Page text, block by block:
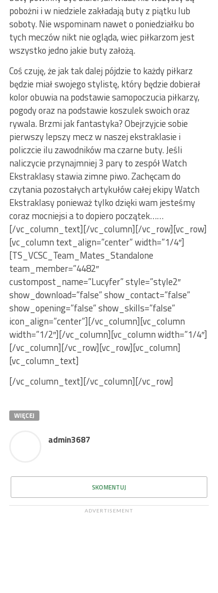
pobożni i w niedziele zakładają buty z piątku lub
soboty. Nie wspominam nawet o poniedziałku bo
tych meczów nikt nie ogląda, wiec piłkarzom jest
wszystko jedno jakie buty założą.
Coś czuję, że jak tak dalej pójdzie to każdy piłkarz
będzie miał swojego stylistę, który będzie dobierał
kolor obuwia na podstawie samopoczucia piłkarzy,
pogody oraz na podstawie koszulek swoich oraz
rywala. Brzmi jak fantastyka? Obejrzyjcie sobie
pierwszy lepszy mecz w naszej ekstraklasie i
policzcie ilu zawodników ma czarne buty. Jeśli
naliczycie przynajmniej 3 pary to zespół Watch
Ekstraklasy stawia zimne piwo. Zachęcam do
czytania pozostałych artykułów całej ekipy Watch
Ekstraklasy ponieważ tylko dzięki wam jesteśmy
coraz mocniejsi a to dopiero początek……
[/vc_column_text][/vc_column][/vc_row][vc_row]
[vc_column text_align=”center” width=”1/4″]
[TS_VCSC_Team_Mates_Standalone
team_member=”4482″
custompost_name=”Lucyfer” style=”style2″
show_download=”false” show_contact=”false”
show_opening=”false” show_skills=”false”
icon_align=”center”][/vc_column][vc_column
width=”1/2″][/vc_column][vc_column width=”1/4″]
[/vc_column][/vc_row][vc_row][vc_column]
[vc_column_text]
[/vc_column_text][/vc_column][/vc_row]
WIĘCEJ
admin3687
SKOMENTUJ
ADVERTISEMENT